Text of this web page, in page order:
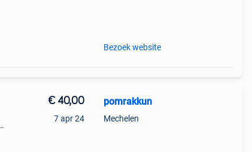
Bezoek website
€ 40,00
7 apr 24
pomrakkun
Mechelen